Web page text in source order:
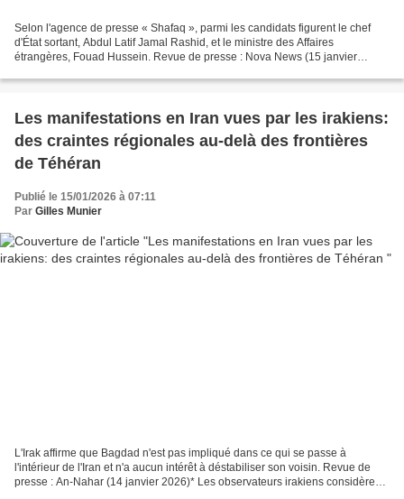
Selon l'agence de presse « Shafaq », parmi les candidats figurent le chef
d'État sortant, Abdul Latif Jamal Rashid, et le ministre des Affaires
étrangères, Fouad Hussein. Revue de presse : Nova News (15 janvier
Les manifestations en Iran vues par les irakiens:
des craintes régionales au-delà des frontières
de Téhéran
Publié le 15/01/2026 à 07:11
Par Gilles Munier
L'Irak affirme que Bagdad n'est pas impliqué dans ce qui se passe à
l'intérieur de l'Iran et n'a aucun intérêt à déstabiliser son voisin. Revue de
presse : An-Nahar (14 janvier 2026)* Les observateurs irakiens considèrent